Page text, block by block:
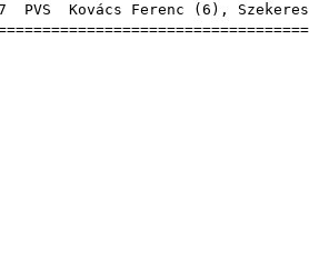
PVS Kovács Ferenc ( 6 ),